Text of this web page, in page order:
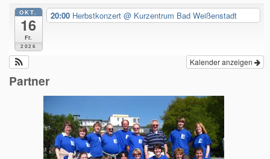
OKT.
16
Fr.
2026
20:00 Herbstkonzert @ Kurzentrum Bad Weißenstadt
Kalender anzeigen
Partner